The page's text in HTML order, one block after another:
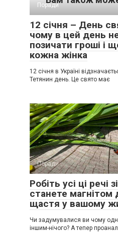
Поради
12 січня – День
чому в цей день
позичати гроші і
кожна жінка
12 січня в Україні
Тетянин день. Це свято має
Поради
Робіть усі ці речі
станете магнітом
щастя у вашому
Чи задумувалися ви чому
іншим-нічого? А тепер